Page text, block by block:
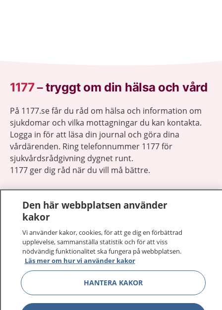
1177–tryggt om din hälsa och vård
På 1177.se får du råd om hälsa och information om
sjukdomar och vilka mottagningar du kan kontakta.
Logga in för att läsa din journal och göra dina
vårdärenden. Ring telefonnummer 1177 för
sjukvårdsrådgivning dygnet runt.
1177 ger dig råd när du vill må bättre.
1177 på flera språk
Om 1177
Kontakt Visa
Den här webbplatsen använder
kakor
Vi använder kakor, cookies, för att ge dig en förbättrad
upplevelse, sammanställa statistik och för att viss
nödvändig funktionalitet ska fungera på webbplatsen.
Läs mer om hur vi använder kakor
HANTERA KAKOR